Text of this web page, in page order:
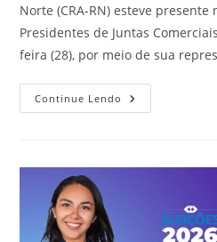
Norte (CRA-RN) esteve
Presidentes de Juntas
feira (28), por meio de sua
Continue Lendo CRA-
RN
De
Comerciais